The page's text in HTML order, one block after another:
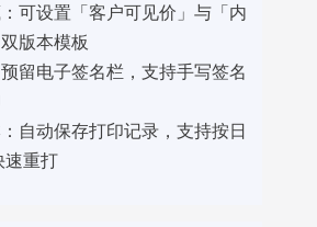
可设置「客户可见价」与「内
版本模板
留电子签名栏，支持手写签名
自动保存打印记录，支持按日
速重打